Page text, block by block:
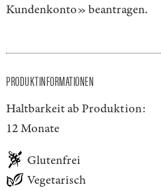
Kundenkonto»beantragen.
PRODUKTINFORMATIONEN
Haltbarkeit ab Produktion:
12 Monate
Glutenfrei
Vegetarisch